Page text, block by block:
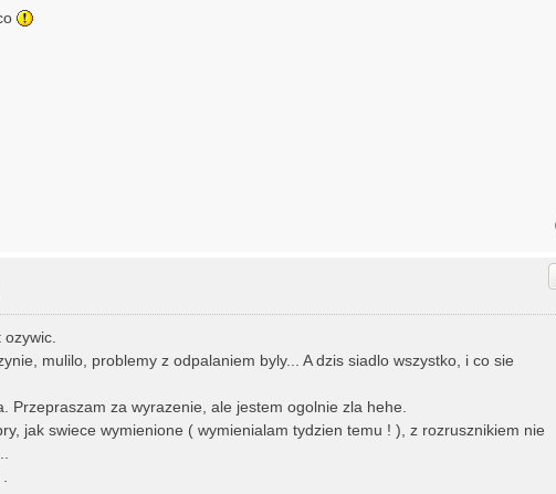
mulilo, problemy z odpalaniem byly... A dzis siadlo wszystko, i co sie
Przepraszam za wyrazenie, ale jestem ogolnie zla hehe.
jak swiece wymienione ( wymienialam tydzien temu ! ), z rozrusznikiem nie